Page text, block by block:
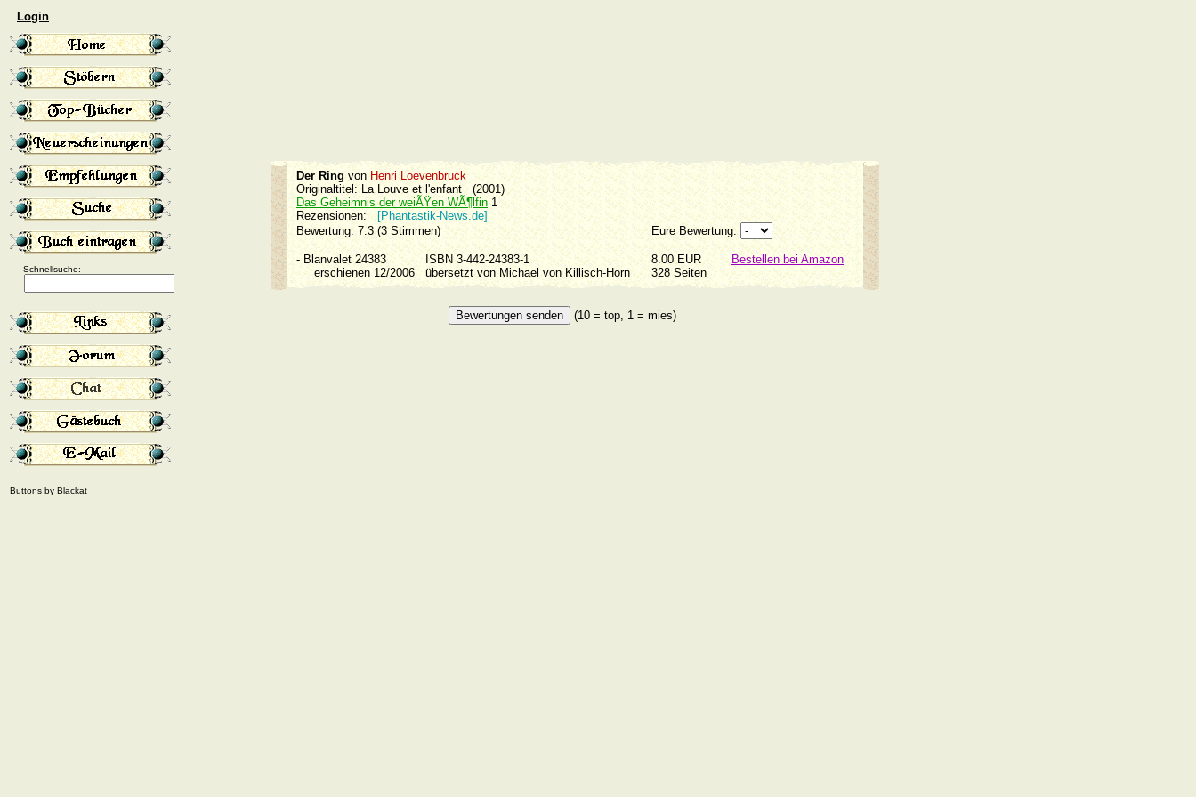
Login
Schnellsuche:
Buttons by Blackat
Der Ringvon Henri Loevenbruck
Originaltitel: La Louve et l'enfant (2001)
Das Geheimnis der weiÃŸen WÃ¶lfin 1
Rezensionen:[Phantastik-News.de]
Bewertung: 7.3 (3 Stimmen)
Eure Bewertung:
- Blanvalet 24383 ISBN 3-442-24383-1 8.00 EUR
Bestellen bei Amazon
erschienen 12/2006 übersetzt von Michael von Killisch-Horn328 Seiten
(10 = top, 1 = mies)